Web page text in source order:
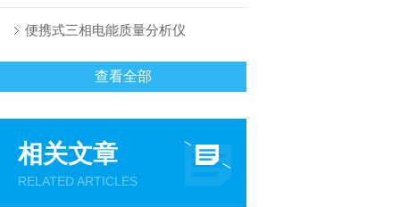
便携式三相电能质量分析仪
查看全部
相关文章
RELATED ARTICLES